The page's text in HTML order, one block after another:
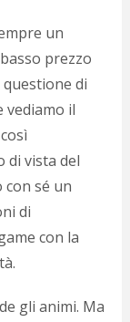
un
prezzo
di
vediamo il
di vista del
sé un
di
con la
gli animi. Ma